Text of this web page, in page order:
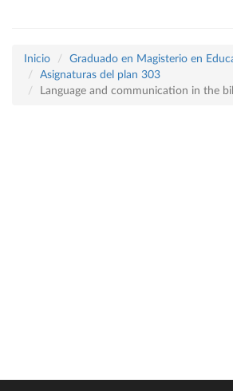
Inicio
Graduado en Magisterio en
Asignaturas del plan 303
Language and communication in the